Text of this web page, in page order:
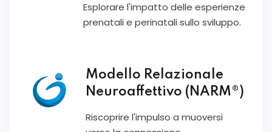
Esplorare l'impatto delle esperienze
prenatali e perinatali sullo sviluppo.
Modello Relazionale
Neuroaffettivo (NARM®)
Riscoprire l'impulso a muoversi